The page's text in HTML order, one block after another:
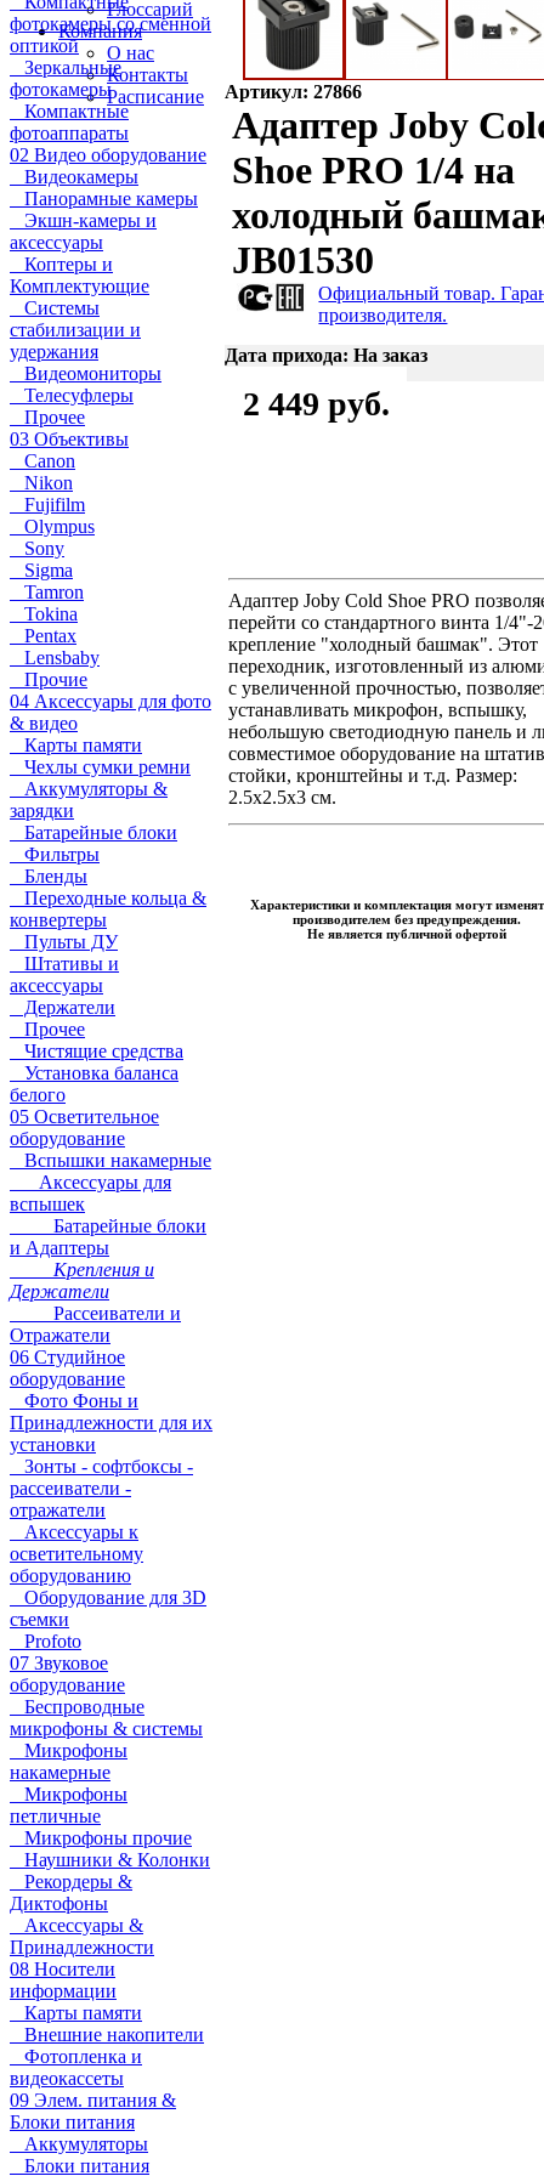
Глоссарий
Компания
О нас
Контакты
Расписание
фотокамеры со сменной
оптикой
Зеркальные
фотокамеры
Компактные
фотоаппараты
02 Видео оборудование
Видеокамеры
Панорамные камеры
Экшн-камеры и
аксессуары
Коптеры и
Комплектующие
Системы
стабилизации и
удержания
Видеомониторы
Телесуфлеры
Прочее
03 Объективы
Canon
Nikon
Fujifilm
Olympus
Sony
Sigma
Tamron
Tokina
Pentax
Lensbaby
Прочие
04 Аксессуары для фото
& видео
Карты памяти
Чехлы сумки ремни
Аккумуляторы &
зарядки
Батарейные блоки
Фильтры
Бленды
Переходные кольца &
конвертеры
Пульты ДУ
Штативы и
аксессуары
Держатели
Прочее
Чистящие средства
Установка баланса
белого
05 Осветительное
оборудование
Вспышки накамерные
Аксессуары для
вспышек
Батарейные блоки
и Адаптеры
Крепления и
Держатели
Рассеиватели и
Отражатели
06 Студийное
оборудование
Фото Фоны и
Принадлежности для их
установки
Зонты - софтбоксы -
рассеиватели -
отражатели
Аксессуары к
осветительному
оборудованию
Оборудование для 3D
съемки
Profoto
07 Звуковое
оборудование
Беспроводные
микрофоны & системы
Микрофоны
накамерные
Микрофоны
петличные
Микрофоны прочие
Наушники & Колонки
Рекордеры &
Диктофоны
Аксессуары &
Принадлежности
08 Носители
информации
Карты памяти
Внешние накопители
Фотопленка и
видеокассеты
09 Элем. питания &
Блоки питания
Аккумуляторы
Блоки питания
Артикул: 27866
Адаптер Joby
Shoe PRO 1/4 на
холодный
JB01530
Официальный товар.
производителя.
Дата прихода: На заказ
2 449 руб.
Адаптер Joby Cold Shoe PRO
перейти со стандартного винта 1/4"-
крепление "холодный башмак". Этот
переходник, изготовленный из
с увеличенной прочностью,
устанавливать микрофон, вспышку,
небольшую светодиодную панель и
совместимое оборудование на
стойки, кронштейны и т.д. Размер:
2.5x2.5x3 см.
Характеристики и комплектация могут
производителем без предупреждения.
Не является публичной офертой